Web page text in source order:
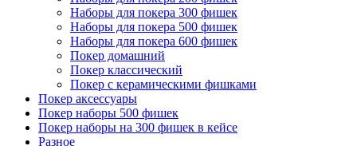
Наборы для покера 300 фишек
Наборы для покера 500 фишек
Наборы для покера 600 фишек
Покер домашний
Покер классический
Покер с керамическими фишками
Покер аксессуары
Покер наборы 500 фишек
Покер наборы на 300 фишек в кейсе
Разное